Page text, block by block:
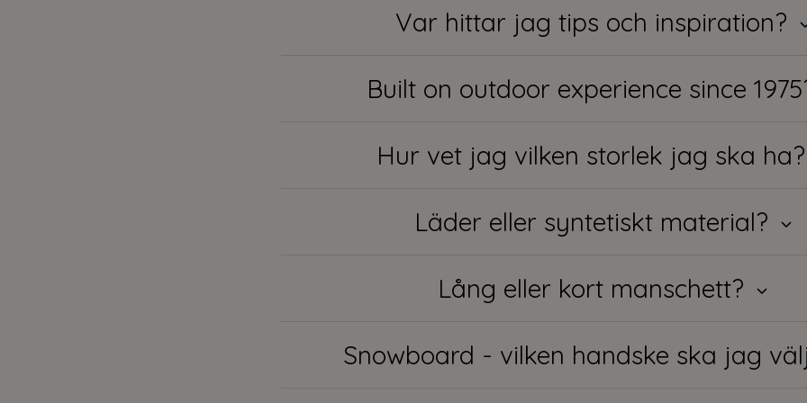
Var hittar jag tips och inspiration?
Built on outdoor experience since
Hur vet jag vilken storlek jag ska ha?
Läder eller syntetiskt material?
Lång eller kort manschett?
Snowboard - vilken handske ska jag